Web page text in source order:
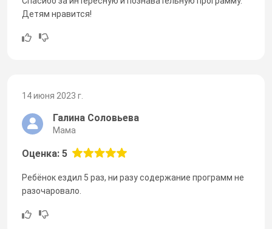
Детям нравится!
14 июня 2023 г.
Галина Соловьева
Мама
Оценка: 5
Ребёнок ездил 5 раз, ни разу содержание программ не
разочаровало.